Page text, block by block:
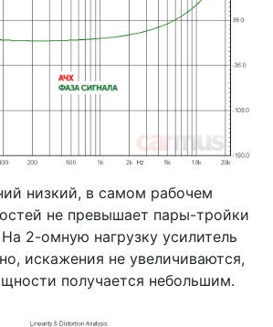
низкий, в самом рабочем
не превышает пары-тройки
2-омную нагрузку усилитель
искажения не увеличиваются,
получается небольшим.